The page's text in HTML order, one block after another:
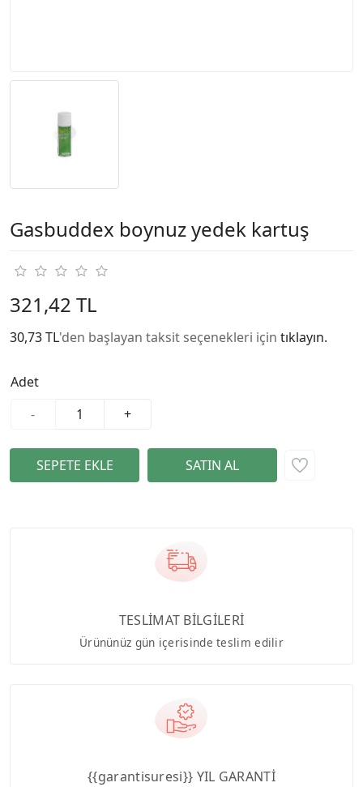
Gasbuddex boynuz yedek kartuş
321,42 TL
30,73 TL'den başlayan taksit seçenekleri için tıklayın.
Adet
-
+
TESLİMAT BİLGİLERİ
Ürününüz gün içerisinde teslim edilir
{{garantisuresi}} YIL GARANTİ